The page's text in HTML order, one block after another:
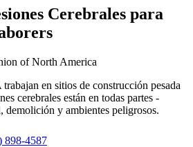
Cerebrales para
of North America
en sitios de construcción pesada
cerebrales están en todas partes -
demolición y ambientes peligrosos.
898-4587